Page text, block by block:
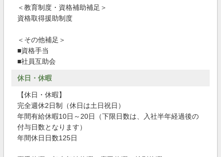
＜教育制度・資格補助補足＞
資格取得援助制度
＜その他補足＞
■資格手当
■社員互助会
休日・休暇
【休日・休暇】
完全週休2日制（休日は土日祝日）
年間有給休暇10日～20日（下限日数は、入社半年経過後の
付与日数となります）
年間休日日数125日